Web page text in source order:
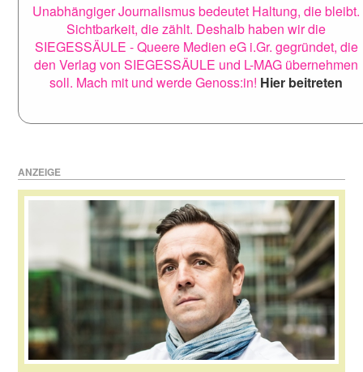
Unabhängiger Journalismus bedeutet Haltung, die bleibt.
Sichtbarkeit, die zählt. Deshalb haben wir die
SIEGESSÄULE - Queere Medien eG i.Gr. gegründet, die
den Verlag von SIEGESSÄULE und L-MAG übernehmen
soll. Mach mit und werde Genoss:in! Hier beitreten
ANZEIGE